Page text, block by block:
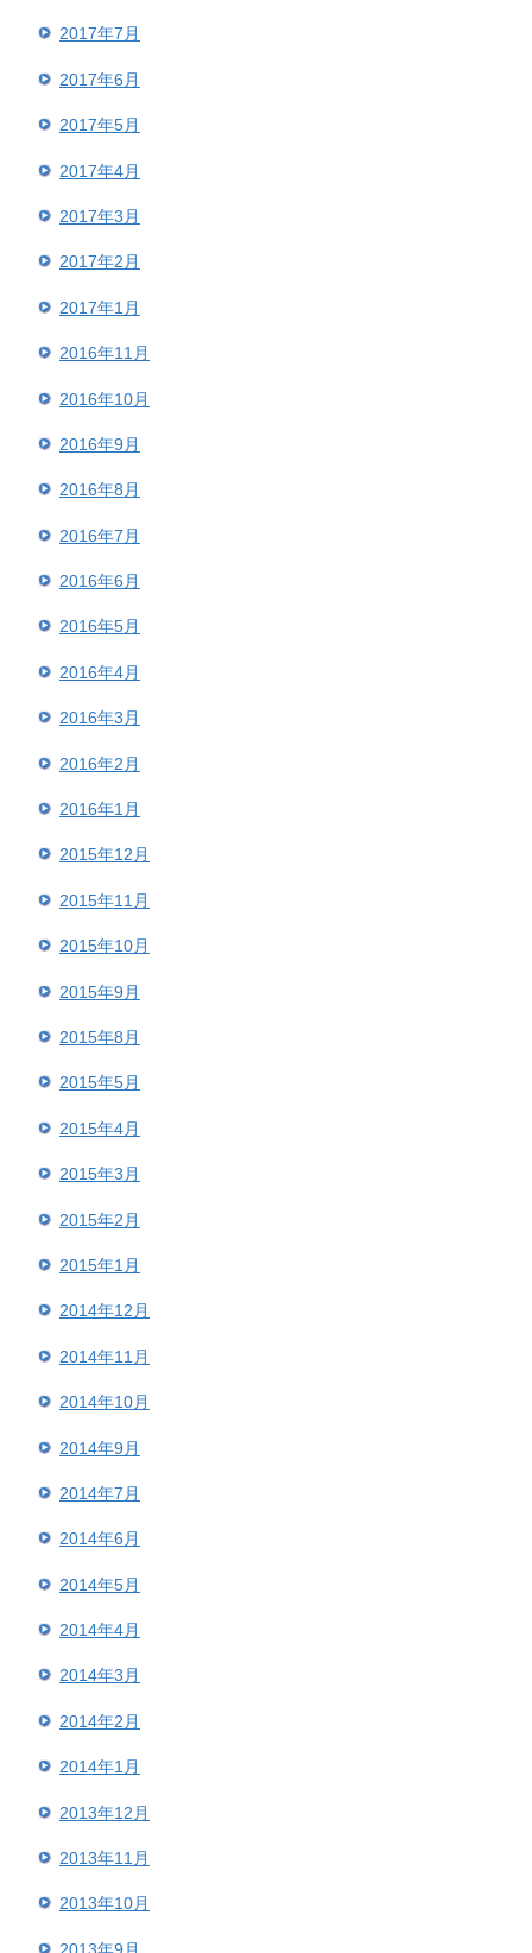
2017年7月
2017年6月
2017年5月
2017年4月
2017年3月
2017年2月
2017年1月
2016年11月
2016年10月
2016年9月
2016年8月
2016年7月
2016年6月
2016年5月
2016年4月
2016年3月
2016年2月
2016年1月
2015年12月
2015年11月
2015年10月
2015年9月
2015年8月
2015年5月
2015年4月
2015年3月
2015年2月
2015年1月
2014年12月
2014年11月
2014年10月
2014年9月
2014年7月
2014年6月
2014年5月
2014年4月
2014年3月
2014年2月
2014年1月
2013年12月
2013年11月
2013年10月